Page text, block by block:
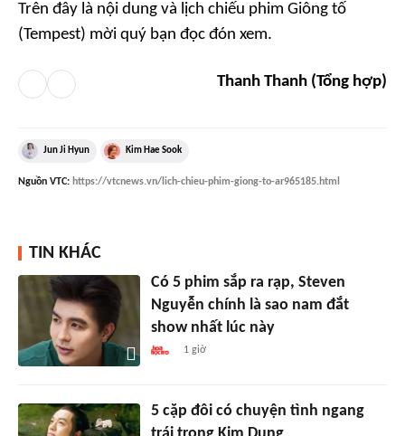
Trên đây là nội dung và lịch chiếu phim Giông tố
(Tempest) mời quý bạn đọc đón xem.
Thanh Thanh (Tổng hợp)
Jun Ji Hyun Kim Hae Sook
Nguồn VTC: https://vtcnews.vn/lich-chieu-phim-giong-to-ar965185.html
TIN KHÁC
Có 5 phim sắp ra rạp, Steven
Nguyễn chính là sao nam đắt
show nhất lúc này
1 giờ
5 cặp đôi có chuyện tình ngang